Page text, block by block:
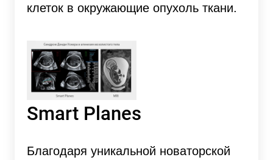
клеток в окружающие опухоль ткани.
Smart Planes
Благодаря уникальной новаторской